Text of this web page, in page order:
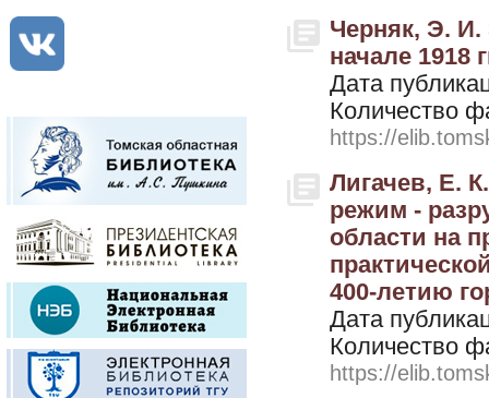
Черняк, Э. И.
начале 1918
Дата
Количество
https://
Лигачев, Е.
режим -
области на
400-летию
Дата
Количество
https://